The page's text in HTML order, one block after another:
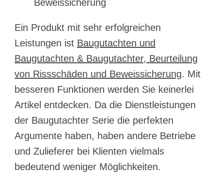
Beweissicherung
Ein Produkt mit sehr erfolgreichen
Leistungen ist Baugutachten und
Baugutachten & Baugutachter, Beurteilung
von Rissschäden und Beweissicherung. Mit
besseren Funktionen werden Sie keinerlei
Artikel entdecken. Da die Dienstleistungen
der Baugutachter Serie die perfekten
Argumente haben, haben andere Betriebe
und Zulieferer bei Klienten vielmals
bedeutend weniger Möglichkeiten.